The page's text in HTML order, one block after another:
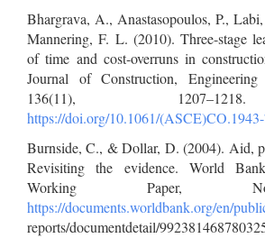
Bhargrava, A., Anastasopoulos, P.,
Mannering, F. L. (2010). Three-stage
of time and cost-overruns in
Journal of Construction, Engineering
136(11),
https://doi.org/10.1061/
Burnside, C., & Dollar, D. (2004). Aid,
Revisiting the evidence. World
Working Paper,
https://documents.worldbank.org/en/
reports/documentdetail/